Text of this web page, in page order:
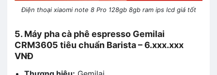
Điện thoại xiaomi note 8 Pro 128gb 8gb ram ips lcd giá tốt
5. Máy pha cà phê espresso Gemilai
CRM3605 tiêu chuẩn Barista – 6.xxx.xxx
VNĐ